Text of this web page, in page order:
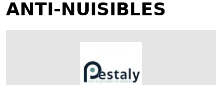
ANTI-NUISIBLES